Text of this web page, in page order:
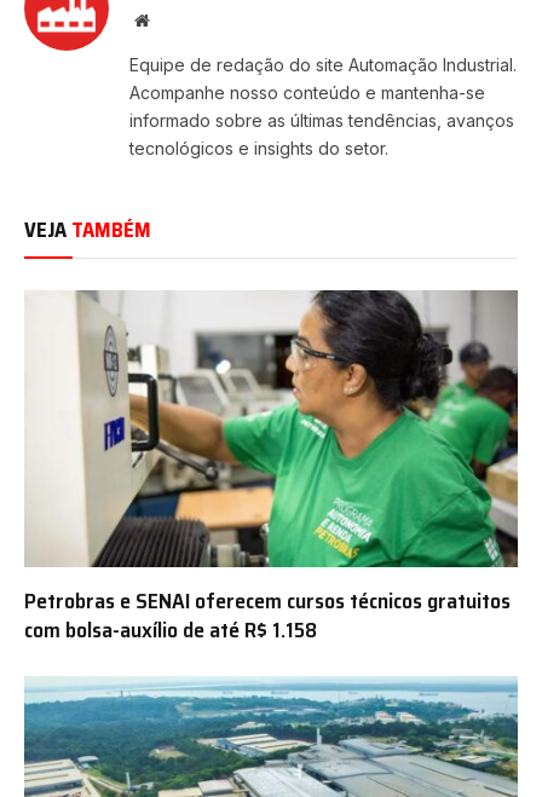
Site
Equipe de redação do site Automação Industrial.
Acompanhe nosso conteúdo e mantenha-se
informado sobre as últimas tendências, avanços
tecnológicos e insights do setor.
VEJATAMBÉM
Petrobras e SENAI oferecem cursos técnicos gratuitos
com bolsa-auxílio de até R$ 1.158